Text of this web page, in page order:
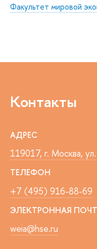
Факультет мировой
Контакты
АДРЕС
119017, г. Москва,
ТЕЛЕФОН
+7 (495) 916-88-69
ЭЛЕКТРОННАЯ
weia@hse.ru